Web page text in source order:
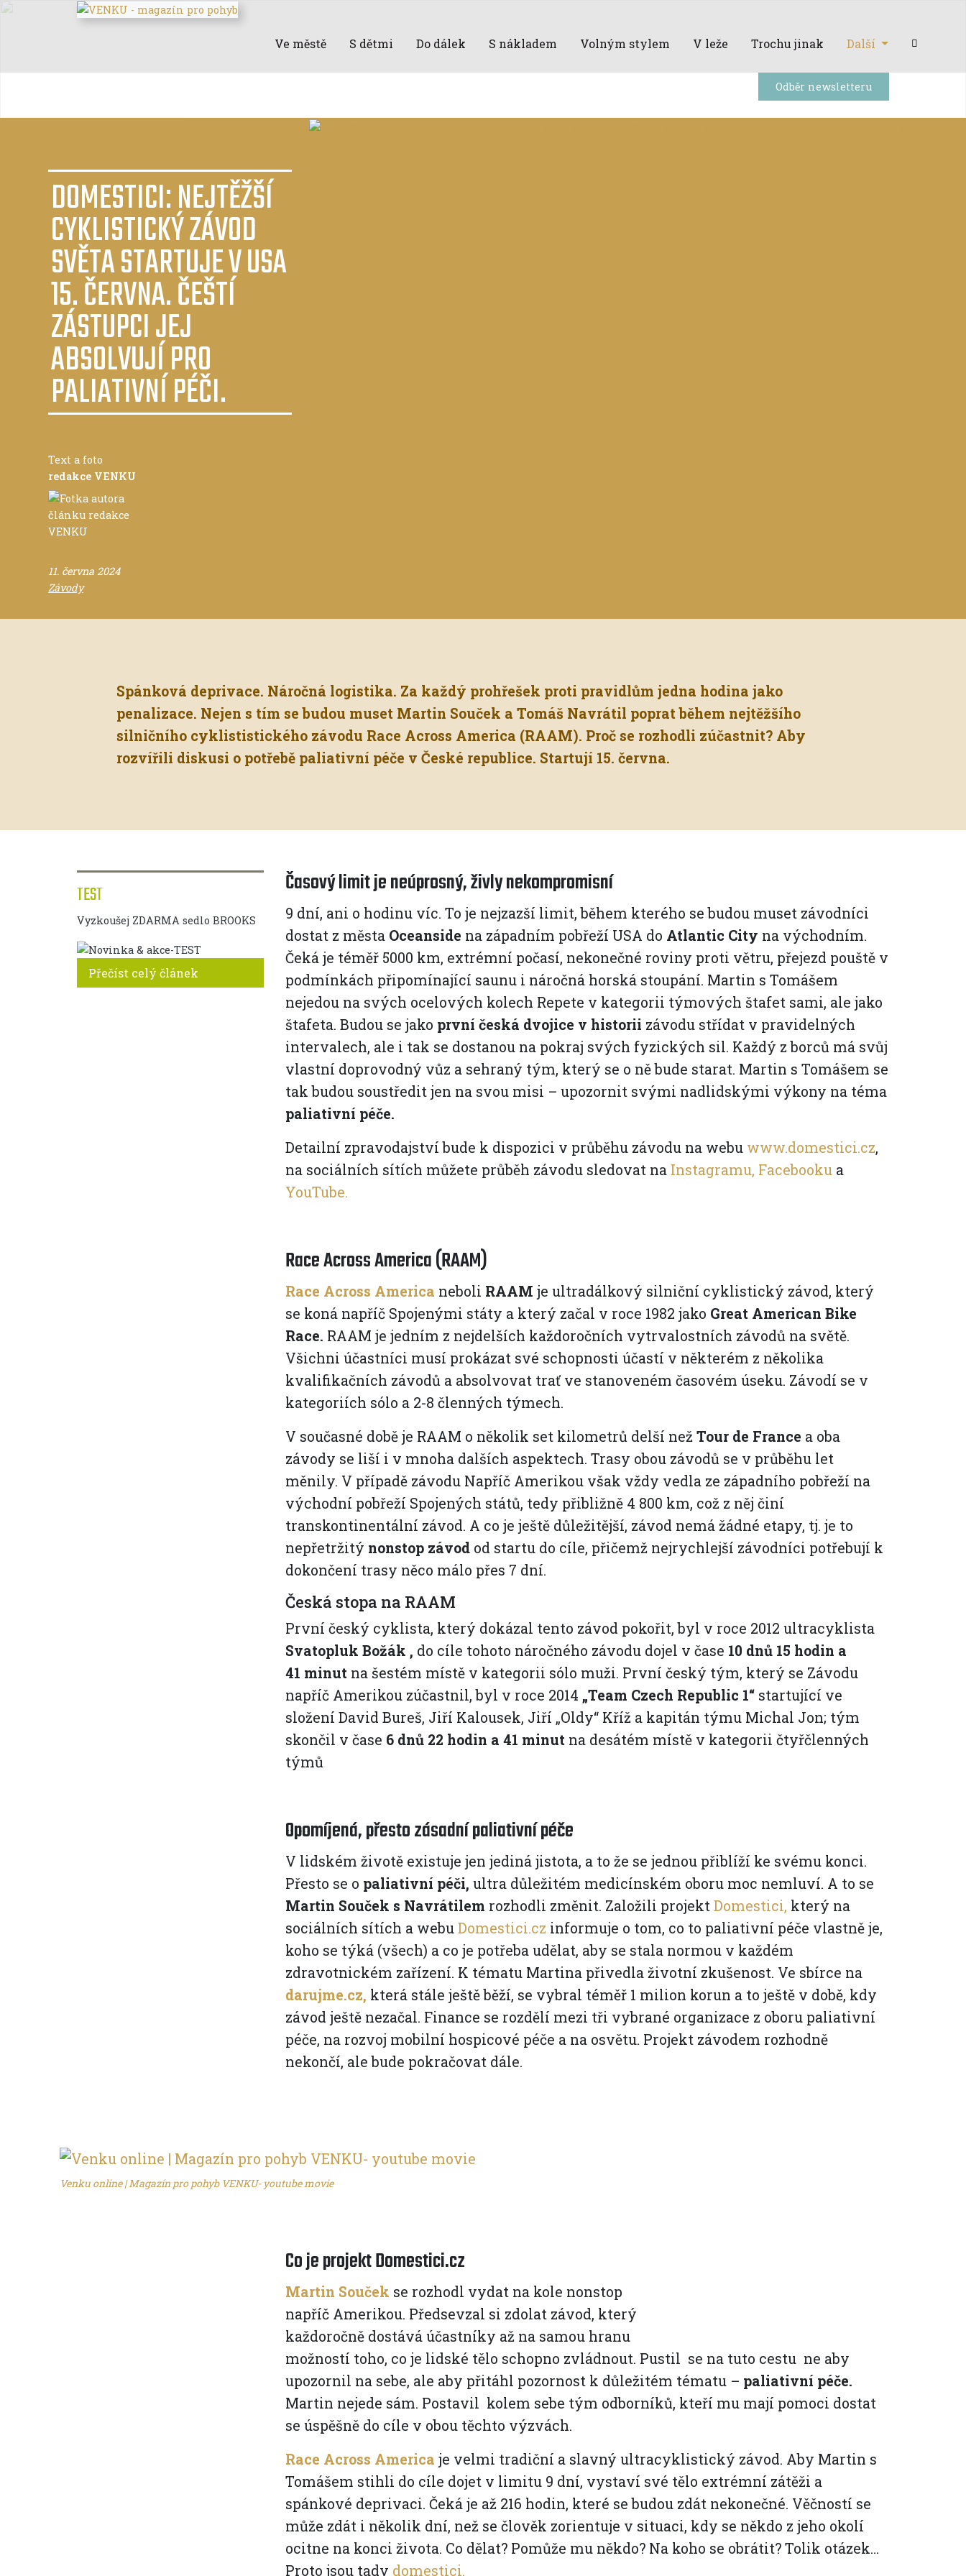
Ve městě S dětmi Do dálek S nákladem Volným stylem V leže Trochu jinak Další
Odběr newsletteru
DOMESTICI: NEJTĚŽŠÍ
CYKLISTICKÝ ZÁVOD
SVĚTA STARTUJE V USA
15. ČERVNA. ČEŠTÍ
ZÁSTUPCI JEJ
ABSOLVUJÍ PRO
PALIATIVNÍ PÉČI.
Text a foto
redakce VENKU
11. června 2024
Závody
Spánková deprivace. Náročná logistika. Za každý prohřešek proti pravidlům jedna hodina jako
penalizace. Nejen s tím se budou muset Martin Souček a Tomáš Navrátil poprat během nejtěžšího
silničního cyklististického závodu Race Across America (RAAM). Proč se rozhodli zúčastnit? Aby
rozvířili diskusi o potřebě paliativní péče v České republice. Startují 15. června.
TEST
Vyzkoušej ZDARMA sedlo BROOKS
Přečíst celý článek
Časový limit je neúprosný, živly nekompromisní
9 dní, ani o hodinu víc. To je nejzazší limit, během kterého se budou muset závodníci
dostat z města Oceanside na západním pobřeží USA do Atlantic City na východním.
Čeká je téměř 5000 km, extrémní počasí, nekonečné roviny proti větru, přejezd pouště v
podmínkách připomínající saunu i náročná horská stoupání. Martin s Tomášem
nejedou na svých ocelových kolech Repete v kategorii týmových štafet sami, ale jako
štafeta. Budou se jako první česká dvojice v historii závodu střídat v pravidelných
intervalech, ale i tak se dostanou na pokraj svých fyzických sil. Každý z borců má svůj
vlastní doprovodný vůz a sehraný tým, který se o ně bude starat. Martin s Tomášem se
tak budou soustředit jen na svou misi – upozornit svými nadlidskými výkony na téma
paliativní péče.
Detailní zpravodajství bude k dispozici v průběhu závodu na webu www.domestici.cz,
na sociálních sítích můžete průběh závodu sledovat na Instagramu, Facebooku a
YouTube.
Race Across America (RAAM)
Race Across America neboli RAAM je ultradálkový silniční cyklistický závod, který
se koná napříč Spojenými státy a který začal v roce 1982 jako Great American Bike
Race. RAAM je jedním z nejdelších každoročních vytrvalostních závodů na světě.
Všichni účastníci musí prokázat své schopnosti účastí v některém z několika
kvalifikačních závodů a absolvovat trať ve stanoveném časovém úseku. Závodí se v
kategoriích sólo a 2-8 členných týmech.
V současné době je RAAM o několik set kilometrů delší než Tour de France a oba
závody se liší i v mnoha dalších aspektech. Trasy obou závodů se v průběhu let
měnily. V případě závodu Napříč Amerikou však vždy vedla ze západního pobřeží na
východní pobřeží Spojených států, tedy přibližně 4 800 km, což z něj činí
transkontinentální závod. A co je ještě důležitější, závod nemá žádné etapy, tj. je to
nepřetržitý nonstop závod od startu do cíle, přičemž nejrychlejší závodníci potřebují k
dokončení trasy něco málo přes 7 dní.
Česká stopa na RAAM
První český cyklista, který dokázal tento závod pokořit, byl v roce 2012 ultracyklista
Svatopluk Božák , do cíle tohoto náročného závodu dojel v čase 10 dnů 15 hodin a
41 minut na šestém místě v kategorii sólo muži. První český tým, který se Závodu
napříč Amerikou zúčastnil, byl v roce 2014 „Team Czech Republic 1“ startující ve
složení David Bureš, Jiří Kalousek, Jiří „Oldy“ Kříž a kapitán týmu Michal Jon; tým
skončil v čase 6 dnů 22 hodin a 41 minut na desátém místě v kategorii čtyřčlenných
týmů
Opomíjená, přesto zásadní paliativní péče
V lidském životě existuje jen jediná jistota, a to že se jednou přiblíží ke svému konci.
Přesto se o paliativní péči, ultra důležitém medicínském oboru moc nemluví. A to se
Martin Souček s Navrátilem rozhodli změnit. Založili projekt Domestici, který na
sociálních sítích a webu Domestici.cz informuje o tom, co to paliativní péče vlastně je,
koho se týká (všech) a co je potřeba udělat, aby se stala normou v každém
zdravotnickém zařízení. K tématu Martina přivedla životní zkušenost. Ve sbírce na
darujme.cz, která stále ještě běží, se vybral téměř 1 milion korun a to ještě v době, kdy
závod ještě nezačal. Finance se rozdělí mezi tři vybrané organizace z oboru paliativní
péče, na rozvoj mobilní hospicové péče a na osvětu. Projekt závodem rozhodně
nekončí, ale bude pokračovat dále.
Venku online | Magazín pro pohyb VENKU- youtube movie
Co je projekt Domestici.cz
Martin Souček se rozhodl vydat na kole nonstop
napříč Amerikou. Předsevzal si zdolat závod, který
každoročně dostává účastníky až na samou hranu
možností toho, co je lidské tělo schopno zvládnout. Pustil se na tuto cestu ne aby
upozornil na sebe, ale aby přitáhl pozornost k důležitém tématu – paliativní péče.
Martin nejede sám. Postavil kolem sebe tým odborníků, kteří mu mají pomoci dostat
se úspěšně do cíle v obou těchto výzvách.
Race Across America je velmi tradiční a slavný ultracyklistický závod. Aby Martin s
Tomášem stihli do cíle dojet v limitu 9 dní, vystaví své tělo extrémní zátěži a
spánkové deprivaci. Čeká je až 216 hodin, které se budou zdát nekonečné. Věčností se
může zdát i několik dní, než se člověk zorientuje v situaci, kdy se někdo z jeho okolí
ocitne na konci života. Co dělat? Pomůže mu někdo? Na koho se obrátit? Tolik otázek…
Proto jsou tady domestici.